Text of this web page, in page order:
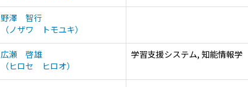
野澤 智行
（ノザワ トモユキ）
広瀬 啓雄
（ヒロセ ヒロオ）
学習支援システム, 知能情報学